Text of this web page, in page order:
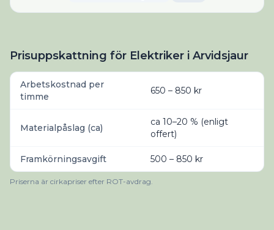
Prisuppskattning för Elektriker i Arvidsjaur
Arbetskostnad per
timme
650 – 850 kr
Materialpåslag (ca)
ca 10–20 % (enligt
offert)
Framkörningsavgift 500 – 850 kr
Priserna är cirkapriser efter ROT-avdrag.